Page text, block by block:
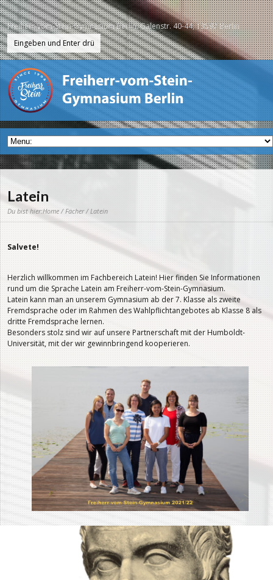
Freiherr-vom-Stein-Gymnasium Berlin, Galenstr. 40-44, 13597 Berlin
Latein
Du bist hier:Home/Fächer/ Latein
Salvete!
Herzlich willkommen im Fachbereich Latein! Hier finden Sie Informationen
rund um die Sprache Latein am Freiherr-vom-Stein-Gymnasium.
Latein kann man an unserem Gymnasium ab der 7. Klasse als zweite
Fremdsprache oder im Rahmen des Wahlpflichtangebotes ab Klasse 8 als
dritte Fremdsprache lernen.
Besonders stolz sind wir auf unsere Partnerschaft mit der Humboldt-
Universität, mit der wir gewinnbringend kooperieren.